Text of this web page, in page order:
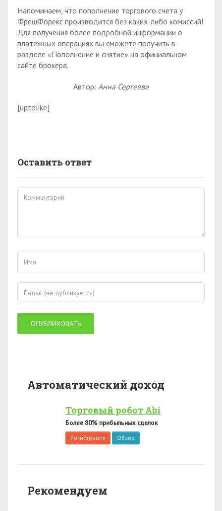
Напоминаем, что пополнение торгового счета у
ФрешФорекс производится без каких-либо комиссий!
Для получения более подробной информации о
платежных операциях вы сможете получить в
разделе «Пополнение и снятие» на официальном
сайте брокера.
Автор: Анна Сергеева
[uptolike]
Оставить ответ
Автоматический доход
Торговый робот Abi
Более 80% прибыльных сделок
Регистрация Обзор
Рекомендуем